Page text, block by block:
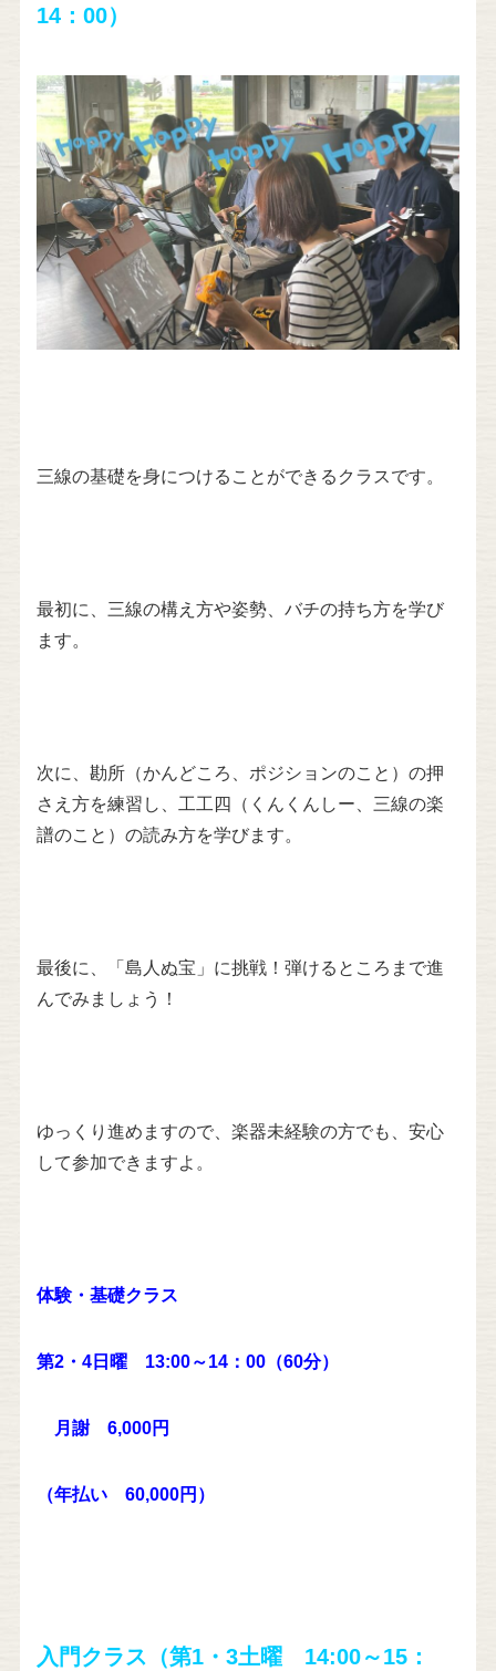
14：00）
三線の基礎を身につけることができるクラスです。
最初に、三線の構え方や姿勢、バチの持ち方を学び
ます。
次に、勘所（かんどころ、ポジションのこと）の押
さえ方を練習し、工工四（くんくんしー、三線の楽
譜のこと）の読み方を学びます。
最後に、「島人ぬ宝」に挑戦！弾けるところまで進
んでみましょう！
ゆっくり進めますので、楽器未経験の方でも、安心
して参加できますよ。
体験・基礎クラス
第2・4日曜 13:00～14：00（60分）
月謝 6,000円
（年払い 60,000円）
入門クラス （第1・3土曜 14:00～15：